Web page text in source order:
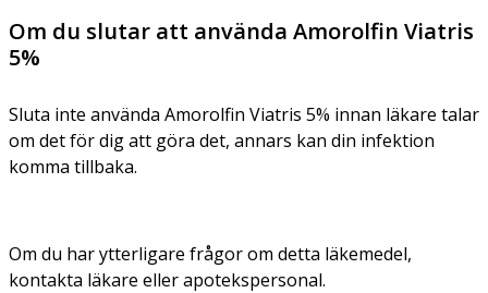
Om du slutar att använda Amorolfin Viatris
5%
Sluta inte använda Amorolfin Viatris 5% innan läkare talar
om det för dig att göra det, annars kan din infektion
komma tillbaka.
Om du har ytterligare frågor om detta läkemedel,
kontakta läkare eller apotekspersonal.